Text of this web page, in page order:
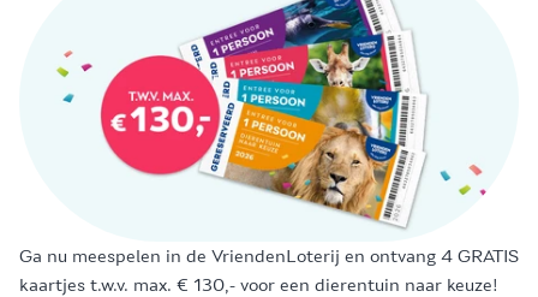
Ga nu meespelen in de VriendenLoterij en ontvang 4 GRATIS
kaartjes t.w.v. max. € 130,- voor een dierentuin naar keuze!